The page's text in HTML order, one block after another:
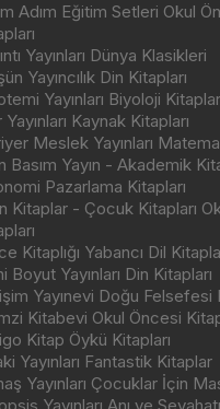
Adım Eğitim Setleri Okul
Yayınları Dünya Klasikleri
Yayıncılık Din Kitapları
Yayınları Biyoloji
Yayınları Kaynak Kitapları
Meslek Yayınları
Basım Yayın - Akademik
Pazarlama Kitapları
Kitaplar - Çocuk Kitapları
Kitaplığı Yabancı Dil
Boyut Yayınları Din Kitapları
Yayınevi Doğu Felsefesi
Kitabevi Okul Öncesi
Kitap Öykü Kitapları
Yayınları Fantastik Kitaplar
Yayınları Çocuklar İçin